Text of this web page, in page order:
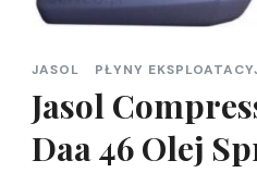
JASOL PŁYNY
Jasol
Daa 46 Olej